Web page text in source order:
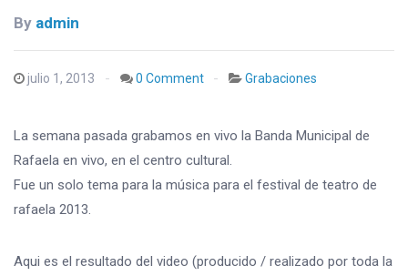
By admin
julio 1, 2013 0 Comment Grabaciones
La semana pasada grabamos en vivo la Banda Municipal de
Rafaela en vivo, en el centro cultural.
Fue un solo tema para la música para el festival de teatro de
rafaela 2013.
Aqui es el resultado del video (producido / realizado por toda la